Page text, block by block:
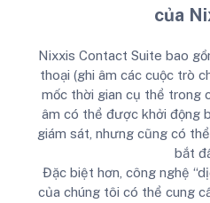
của
Nixxis Contact Suite bao
thoại (ghi âm các cuộc trò
mốc thời gian cụ thể trong
âm có thể được khởi động
giám sát, nhưng cũng có
bắt
Đặc biệt hơn, công nghệ
của chúng tôi có thể cung